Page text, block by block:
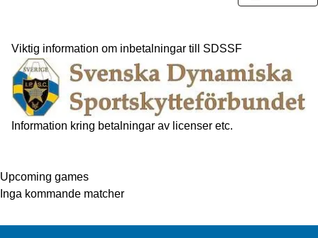
Viktig information om inbetalningar till SDSSF
Information kring betalningar av licenser etc.
Upcoming games
Inga kommande matcher